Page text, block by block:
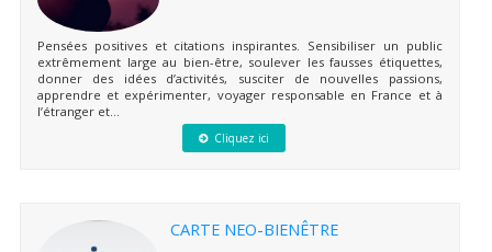
Pensées positives et citations inspirantes. Sensibiliser un public
extrêmement large au bien-être, soulever les fausses étiquettes,
donner des idées d’activités, susciter de nouvelles passions,
apprendre et expérimenter, voyager responsable en France et à
l’étranger et...
Cliquez ici
CARTE NEO-BIENÊTRE